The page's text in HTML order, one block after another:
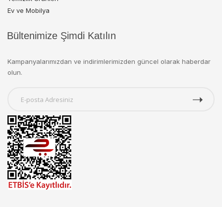
Ev ve Mobilya
Bültenimize Şimdi Katılın
Kampanyalarımızdan ve indirimlerimizden güncel olarak haberdar
olun.